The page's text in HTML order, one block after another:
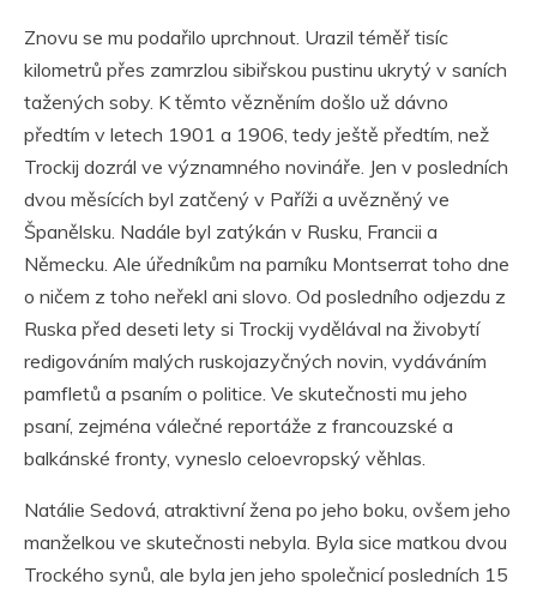
Znovu se mu podařilo uprchnout. Urazil téměř tisíc
kilometrů přes zamrzlou sibiřskou pustinu ukrytý v saních
tažených soby. K těmto vězněním došlo už dávno
předtím v letech 1901 a 1906, tedy ještě předtím, než
Trockij dozrál ve významného novináře. Jen v posledních
dvou měsících byl zatčený v Paříži a uvězněný ve
Španělsku. Nadále byl zatýkán v Rusku, Francii a
Německu. Ale úředníkům na parníku Montserrat toho dne
o ničem z toho neřekl ani slovo. Od posledního odjezdu z
Ruska před deseti lety si Trockij vydělával na živobytí
redigováním malých ruskojazyčných novin, vydáváním
pamfletů a psaním o politice. Ve skutečnosti mu jeho
psaní, zejména válečné reportáže z francouzské a
balkánské fronty, vyneslo celoevropský věhlas.
Natálie Sedová, atraktivní žena po jeho boku, ovšem jeho
manželkou ve skutečnosti nebyla. Byla sice matkou dvou
Trockého synů, ale byla jen jeho společnicí posledních 15